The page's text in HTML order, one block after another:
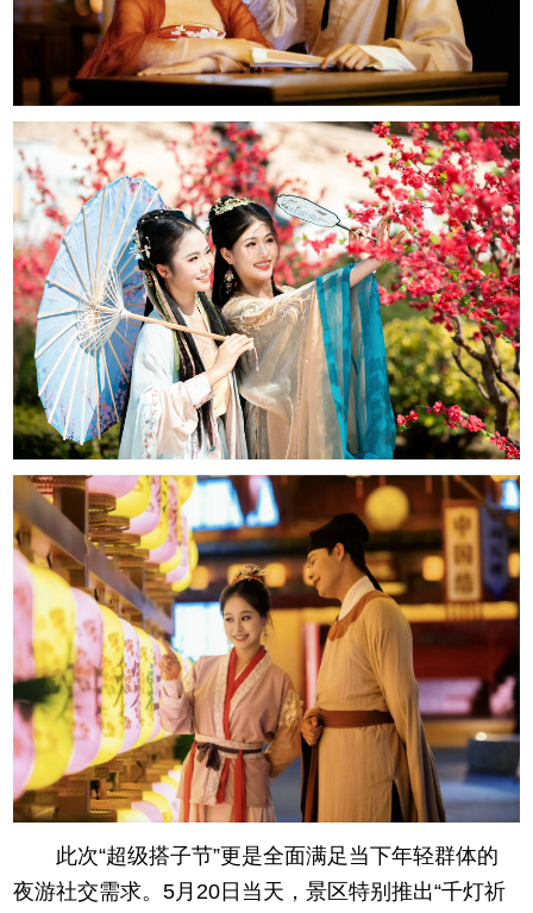
此次“超级搭子节”更是全面满足当下年轻群体的
夜游社交需求。5月20日当天，景区特别推出“千灯祈